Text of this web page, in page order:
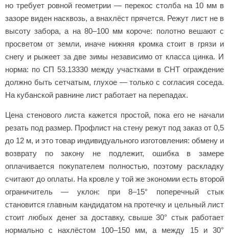
но требует ровной геометрии — перекос столба на 10 мм в
зазоре виден насквозь, а внахлёст прячется. Режут лист не в
высоту забора, а на 80–100 мм короче: полотно вешают с
просветом от земли, иначе нижняя кромка стоит в грязи и
снегу и рыжеет за две зимы независимо от класса цинка. И
норма: по СП 53.13330 между участками в СНТ ограждение
должно быть сетчатым, глухое — только с согласия соседа.
На кубанской равнине лист работает на перепадах.
Цена стенового листа кажется простой, пока его не начали
резать под размер. Профлист на стену режут под заказ от 0,5
до 12 м, и это товар индивидуального изготовления: обмену и
возврату по закону не подлежит, ошибка в замере
оплачивается покупателем полностью, поэтому раскладку
считают до оплаты. На кровле у той же экономии есть второй
ограничитель — уклон: при 8–15° поперечный стык
становится главным кандидатом на протечку и цельный лист
стоит любых денег за доставку, свыше 30° стык работает
нормально с нахлёстом 100–150 мм, а между 15 и 30°